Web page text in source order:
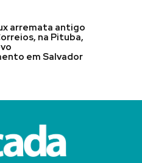
arremata antigo
na Pituba,
em Salvador